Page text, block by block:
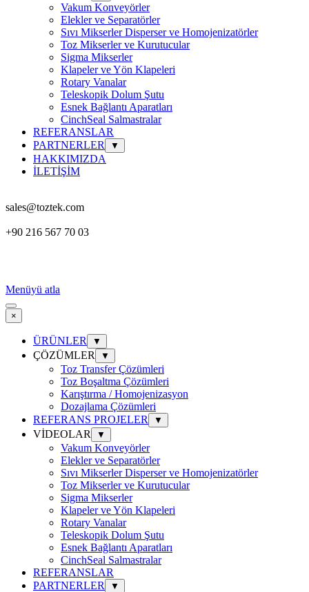
Vakum Konveyörler
Elekler ve Separatörler
Sıvı Mikserler Disperser ve Homojenizatörler
Toz Mikserler ve Kurutucular
Sigma Mikserler
Klapeler ve Yön Klapeleri
Rotary Vanalar
Teleskopik Dolum Şutu
Esnek Bağlantı Aparatları
CinchSeal Salmastralar
REFERANSLAR
PARTNERLER
▼
HAKKIMIZDA
İLETİŞİM
sales@toztek.com
+90 216 567 70 03
Menüyü atla
×
ÜRÜNLER ▼
ÇÖZÜMLER ▼
Toz Transfer Çözümleri
Toz Boşaltma Çözümleri
Karıştırma / Homojenizasyon
Dozajlama Çözümleri
REFERANS PROJELER
▼
VİDEOLAR ▼
Vakum Konveyörler
Elekler ve Separatörler
Sıvı Mikserler Disperser ve Homojenizatörler
Toz Mikserler ve Kurutucular
Sigma Mikserler
Klapeler ve Yön Klapeleri
Rotary Vanalar
Teleskopik Dolum Şutu
Esnek Bağlantı Aparatları
CinchSeal Salmastralar
REFERANSLAR
PARTNERLER
▼